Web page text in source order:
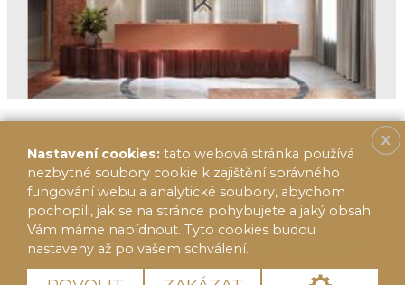
© 2020 FF Reality 2014, s.r.o.
X
Nastavení cookies: tato webová stránka používá
nezbytné soubory cookie k zajištění správného
fungování webu a analytické soubory, abychom
pochopili, jak se na stránce pohybujete a jaký obsah
Vám máme nabídnout. Tyto cookies budou
nastaveny až po vašem schválení.